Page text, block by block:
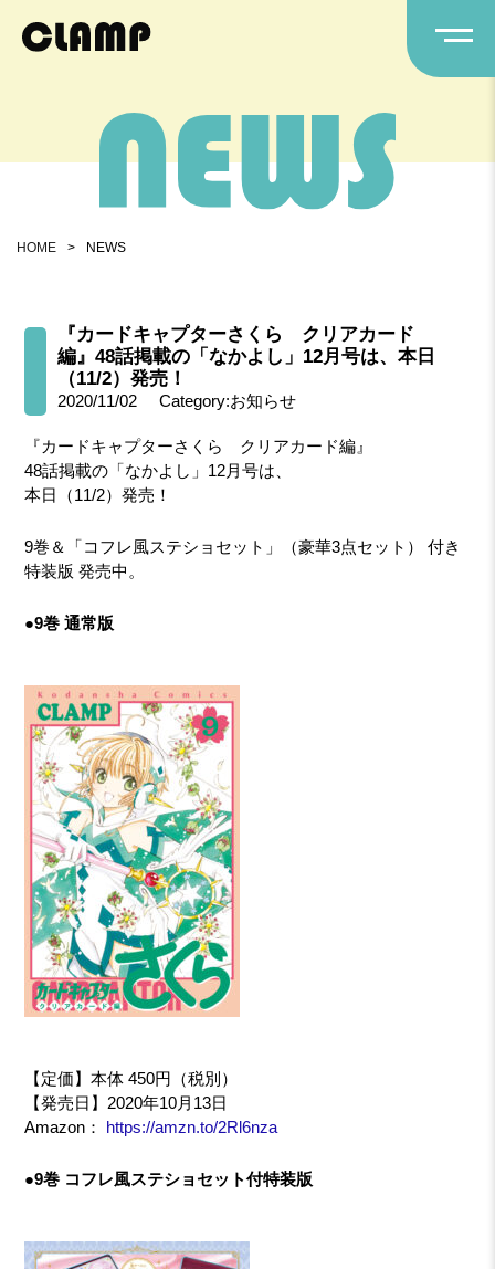
HOME > NEWS
『カードキャプターさくら クリアカード
編』48話掲載の「なかよし」12月号は、本日
（11/2）発売！
2020/11/02 Category:お知らせ
『カードキャプターさくら クリアカード編』
48話掲載の「なかよし」12月号は、
本日（11/2）発売！
9巻＆「コフレ風ステショセット」（豪華3点セット） 付き
特装版 発売中。
●9巻 通常版
【定価】本体 450円（税別）
【発売日】2020年10月13日
Amazon： https://amzn.to/2Rl6nza
●9巻 コフレ風ステショセット付特装版